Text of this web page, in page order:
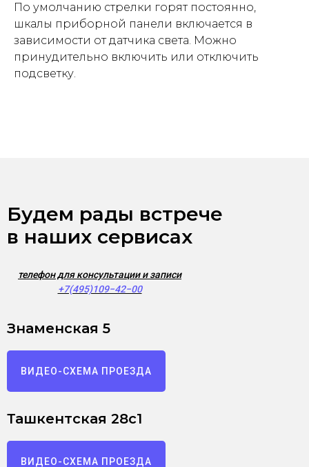
По умолчанию стрелки горят постоянно,
шкалы приборной панели включается в
зависимости от датчика света. Можно
принудительно включить или отключить
подсветку.
Будем рады встрече
в наших сервисах
телефон для консультации и записи
+7(495)109−42−00
Знаменская 5
ВИДЕО-СХЕМА ПРОЕЗДА
Ташкентская 28с1
ВИДЕО-СХЕМА ПРОЕЗДА